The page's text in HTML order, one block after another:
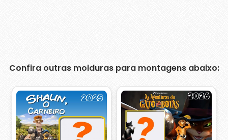
Confira outras molduras para montagens abaixo: